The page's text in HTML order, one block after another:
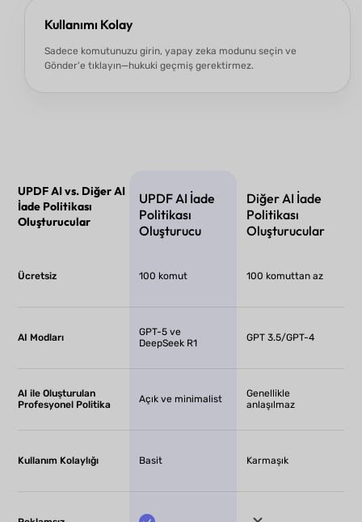
Kullanımı Kolay
Sadece komutunuzu girin, yapay zeka modunu seçin ve
Gönder'e tıklayın—hukuki geçmiş gerektirmez.
UPDF AI vs. Diğer AI
İade Politikası
Oluşturucular
UPDF AI İade
Politikası
Oluşturucu
Diğer AI İade
Politikası
Oluşturucular
Ücretsiz 100 komut 100 komuttan az
AI Modları
GPT-5 ve
DeepSeek R1
GPT 3.5/GPT-4
AI ile Oluşturulan
Profesyonel Politika
Açık ve minimalist
Genellikle
anlaşılmaz
Kullanım Kolaylığı Basit Karmaşık